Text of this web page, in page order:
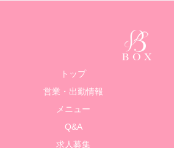
トップ
営業・出勤情報
メニュー
Q&A
求人募集